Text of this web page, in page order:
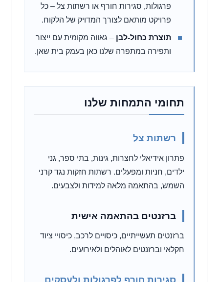
פרגולות, סגירות חורף או רשתות צל – כל
פרויקט מותאם לצורך המדויק של הלקוח.
תוצרת כחול-לבן – גאווה מקומית עם ייצור
ותפירה במתפרה שלנו כאן בעמק בית שאן.
תחומי התמחות שלנו
רשתות צל
פתרון אידיאלי לחצרות, גינות, בתי ספר, גני
ילדים, חניות ומפעלים. רשתות חזקות נגד קרני
השמש, בהתאמה מלאה למידות ולצבעים.
ברזנטים בהתאמה אישית
ברזנטים תעשייתיים, כיסויים לרכב, כיסויי ציוד
חקלאי וברזנטים לאוהלים ולאירועים.
סגירות חורף לפרגולות ולעסקים